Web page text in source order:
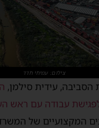
צילום: עמיחי חדד
עידית סילמן,
עבודה עם ראש
המקצועיים של המשרד